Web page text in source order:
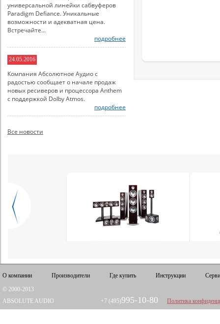
универсальной линейки сабвуферов
Paradigm Defiance. Уникальные
возможности и адекватная цена.
Встречайте...
подробнее
24.05.2016
Компания Абсолютное Аудио с
радостью сообщает о начале продаж
новых ресиверов и процессора Anthem
с поддержкой Dolby Atmos.
подробнее
Все новости
О компании Производители Где купить Инструкции
© 2000-2013
ABSOLUTE AUDIO
+7 (495)995-10-80 Политика